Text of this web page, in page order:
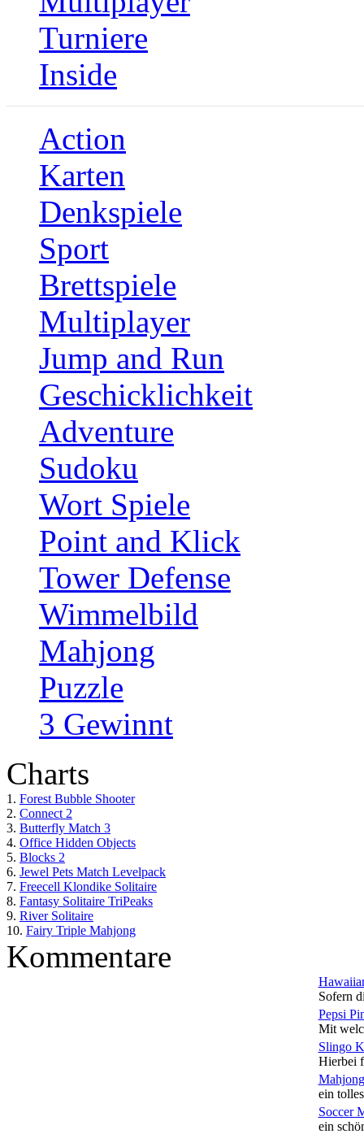
Turniere
Inside
Action
Karten
Denkspiele
Sport
Brettspiele
Multiplayer
Jump and Run
Geschicklichkeit
Adventure
Sudoku
Wort Spiele
Point and Klick
Tower Defense
Wimmelbild
Mahjong
Puzzle
3 Gewinnt
Charts
1. Forest Bubble Shooter
2. Connect 2
3. Butterfly Match 3
4. Office Hidden Objects
5. Blocks 2
6. Jewel Pets Match Levelpack
7. Freecell Klondike Solitaire
8. Fantasy Solitaire TriPeaks
9. River Solitaire
10. Fairy Triple Mahjong
Kommentare
Sofern
Pepsi
Mit
Slingo
Hierbei
ein
Soccer
ein